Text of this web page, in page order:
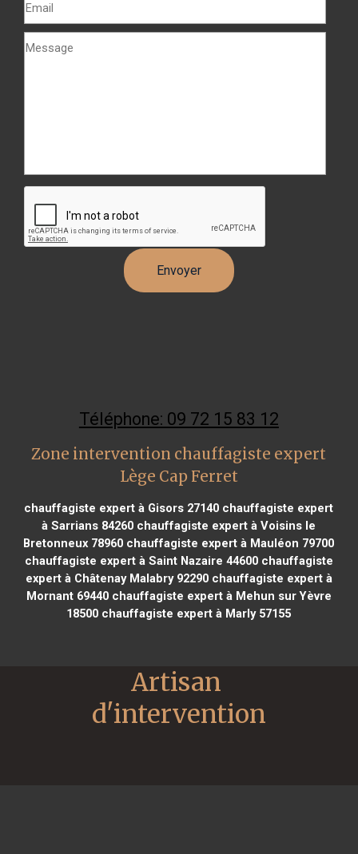
Téléphone: 09 72 15 83 12
Zone intervention chauffagiste expert
Lège Cap Ferret
chauffagiste expert à Gisors 27140 chauffagiste expert
à Sarrians 84260 chauffagiste expert à Voisins le
Bretonneux 78960 chauffagiste expert à Mauléon 79700
chauffagiste expert à Saint Nazaire 44600chauffagiste
expert à Châtenay Malabry 92290chauffagiste expert à
Mornant 69440chauffagiste expert à Mehun sur Yèvre
18500 chauffagiste expert à Marly 57155
Artisan
d'intervention